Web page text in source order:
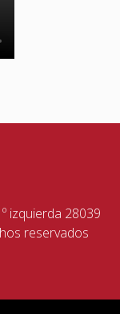
izquierda 28039
reservados